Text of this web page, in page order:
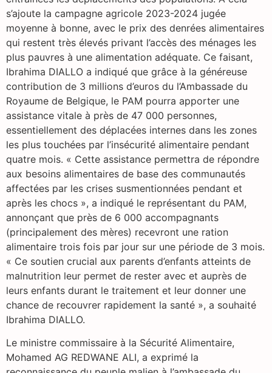
s’ajoute la campagne agricole 2023-2024 jugée
moyenne à bonne, avec le prix des denrées alimentaires
qui restent très élevés privant l’accès des ménages les
plus pauvres à une alimentation adéquate. Ce faisant,
Ibrahima DIALLO a indiqué que grâce à la généreuse
contribution de 3 millions d’euros du l’Ambassade du
Royaume de Belgique, le PAM pourra apporter une
assistance vitale à près de 47 000 personnes,
essentiellement des déplacées internes dans les zones
les plus touchées par l’insécurité alimentaire pendant
quatre mois. « Cette assistance permettra de répondre
aux besoins alimentaires de base des communautés
affectées par les crises susmentionnées pendant et
après les chocs », a indiqué le représentant du PAM,
annonçant que près de 6 000 accompagnants
(principalement des mères) recevront une ration
alimentaire trois fois par jour sur une période de 3 mois.
« Ce soutien crucial aux parents d’enfants atteints de
malnutrition leur permet de rester avec et auprès de
leurs enfants durant le traitement et leur donner une
chance de recouvrer rapidement la santé », a souhaité
Ibrahima DIALLO.
Le ministre commissaire à la Sécurité Alimentaire,
Mohamed AG REDWANE ALI, a exprimé la